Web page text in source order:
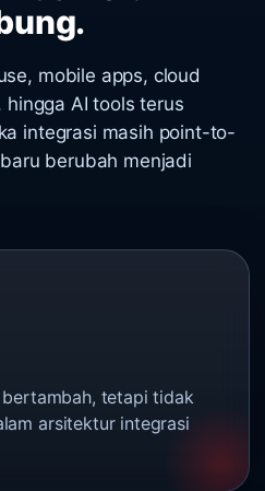
mobile apps, cloud
hingga AI tools terus
integrasi masih point-to-
berubah menjadi
tetapi tidak
arsitektur integrasi